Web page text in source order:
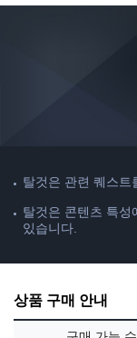
탈것은 관련 퀘스트
탈것은 콘텐츠 특성
있습니다.
상품 구매 안내